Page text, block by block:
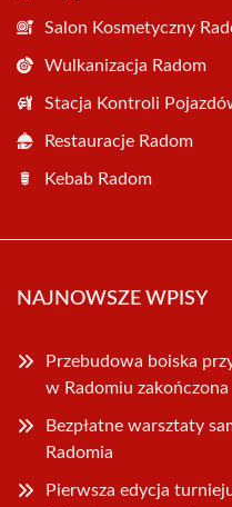
Salon Kosmetyczny
Wulkanizacja Radom
Stacja Kontroli
Restauracje Radom
Kebab Radom
NAJNOWSZE WPISY
Przebudowa boiska
w Radomiu zakończona
Bezpłatne warsztaty
Radomia
Pierwsza edycja